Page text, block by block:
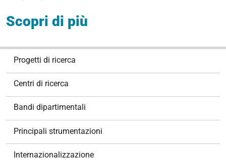
Scopri di più
Progetti di ricerca
Centri di ricerca
Bandi dipartimentali
Principali strumentazioni
Internazionalizzazione